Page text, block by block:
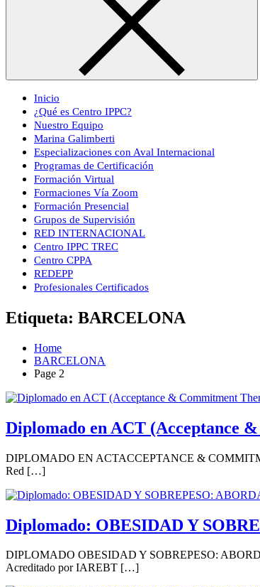
Inicio
¿Qué es Centro IPPC?
Nuestro Equipo
Marina Galimberti
Especializaciones con Aval Internacional
Programas de Certificación
Formación Virtual
Formaciones Vía Zoom
Formación Presencial
Grupos de Supervisión
RED INTERNACIONAL
Centro IPPC TREC
Centro CPPA
REDEPP
Profesionales Certificados
Etiqueta: BARCELONA
Home
BARCELONA
Page 2
Diplomado en ACT (Acceptance
DIPLOMADO EN ACTACCEPTANCE &
Red […]
Diplomado: OBESIDAD Y
DIPLOMADO OBESIDAD Y SOBREPESO:
Acreditado por IAREBT […]